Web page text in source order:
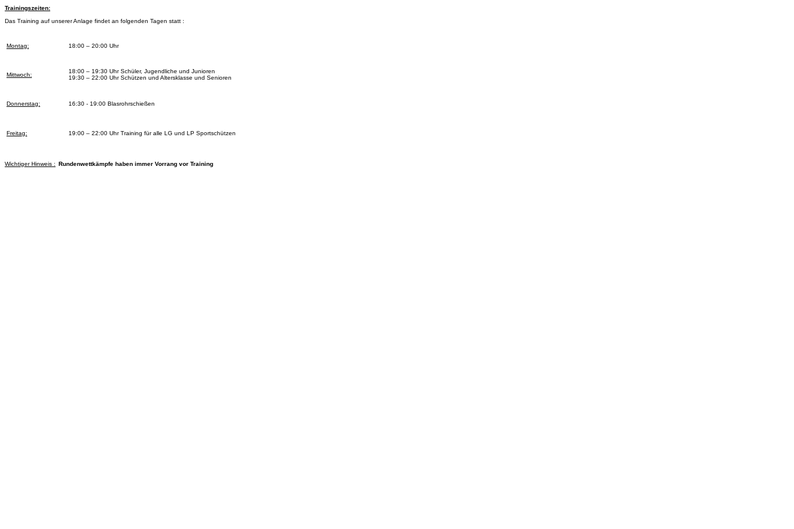
Trainingszeiten:
Das Training auf unserer Anlage findet an folgenden Tagen statt :
Montag: 18:00 – 20:00 Uhr
Mittwoch:
18:00 – 19:30 Uhr Schüler, Jugendliche und Junioren
19:30 – 22:00 Uhr Schützen und Altersklasse und Senioren
Donnerstag: 16:30 - 19:00 Blasrohrschießen
Freitag: 19:00 – 22:00 Uhr Training für alle LG und LP Sportschützen
Wichtiger Hinweis : Rundenwettkämpfe haben immer Vorrang vor Training